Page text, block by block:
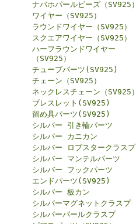
ナバホパールビーズ（SV925）
ワイヤー（SV925）
ラウンドワイヤー（SV925）
スクエアワイヤー（SV925）
ハーフラウンドワイヤー
（SV925）
チューブパーツ(SV925)
チェーン（SV925）
ネックレスチェーン（SV925）
ブレスレット(SV925)
留め具パーツ(SV925)
シルバー 引き輪パーツ
シルバー カニカン
シルバー ロブスタークラスプ
シルバー マンテルパーツ
シルバー フックパーツ
エンドパーツ(SV925)
シルバー 板カン
シルバーマグネットクラスプ
シルバーパールクラスプ